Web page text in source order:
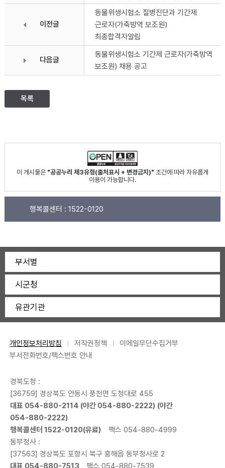
이전글
동물위생시험소 질병진단과 기간제
근로자(가축방역 보조원)
최종합격자알림
다음글
동물위생시험소 기간제 근로자(가축방역
보조원) 채용 공고
목록
이 게시물은 "공공누리 제3유형(출처표시 + 변경금지)" 조건에 따라 자유롭게
이용이 가능합니다.
행복콜센터 : 1522-0120
부서별
시군청
유관기관
개인정보처리방침 저작권정책
이메일무단수집거부
부서전화번호/팩스번호 안내
경북도청 :
[36759] 경상북도 안동시 풍천면 도청대로 455
대표 054-880-2114 (야간 054-880-2222) (야간
054-880-2222)
행복콜센터 1522-0120(유료)
팩스 054-880-4999
동부청사 :
[37563] 경상북도 포항시 북구 흥해읍 동부청사로 2
대표 054-880-7513 팩스 054-880-7539